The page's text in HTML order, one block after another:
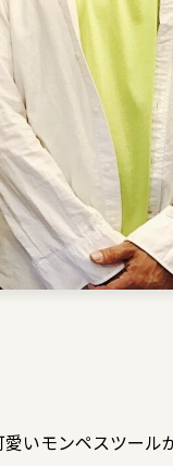
いモンペスツール